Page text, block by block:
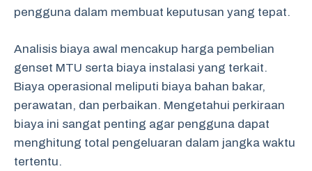
pengguna dalam membuat keputusan yang tepat.
Analisis biaya awal mencakup harga pembelian
genset MTU serta biaya instalasi yang terkait.
Biaya operasional meliputi biaya bahan bakar,
perawatan, dan perbaikan. Mengetahui perkiraan
biaya ini sangat penting agar pengguna dapat
menghitung total pengeluaran dalam jangka waktu
tertentu.